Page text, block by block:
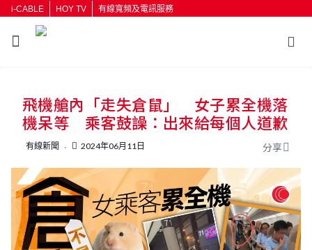
i-CABLE HOY TV 有線寬頻及電訊服務
按輸入鍵開始搜尋
飛機艙內「走失倉鼠」 女子累全機落
機呆等 乘客鼓譟：出來給每個人道歉
有線新聞 2024年06月11日 分享